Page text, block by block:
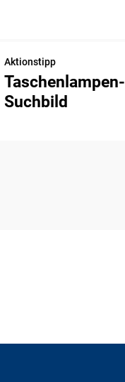
Aktionstipp
Taschenlampen-
Suchbild